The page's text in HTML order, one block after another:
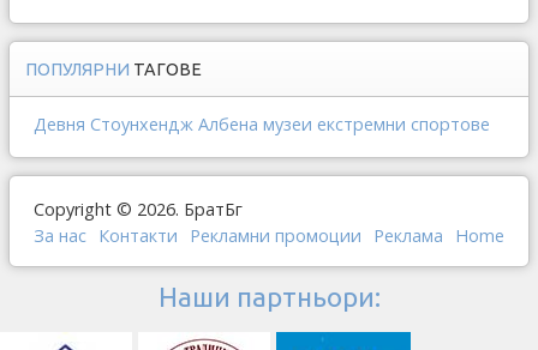
ПОПУЛЯРНИ ТАГОВЕ
Девня Стоунхендж Албена музеи екстремни спортове
Copyright © 2026. БратБг
За нас Контакти Рекламни промоции Реклама Home
Наши партньори: